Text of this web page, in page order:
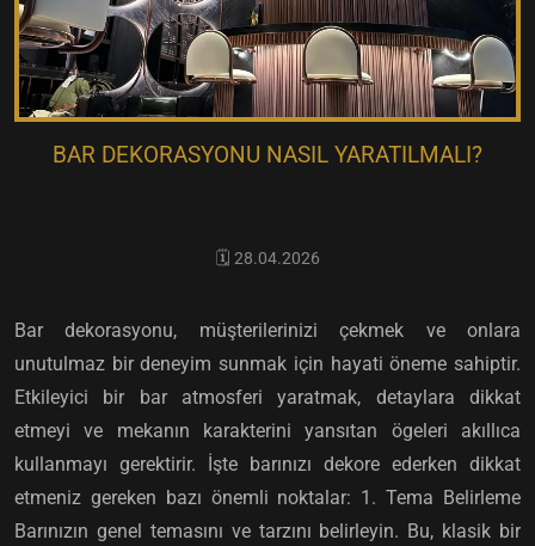
BAR DEKORASYONU NASIL YARATILMALI?
🗓️ 28.04.2026
Bar dekorasyonu, müşterilerinizi çekmek ve onlara
unutulmaz bir deneyim sunmak için hayati öneme sahiptir.
Etkileyici bir bar atmosferi yaratmak, detaylara dikkat
etmeyi ve mekanın karakterini yansıtan ögeleri akıllıca
kullanmayı gerektirir. İşte barınızı dekore ederken dikkat
etmeniz gereken bazı önemli noktalar: 1. Tema Belirleme
Barınızın genel temasını ve tarzını belirleyin. Bu, klasik bir